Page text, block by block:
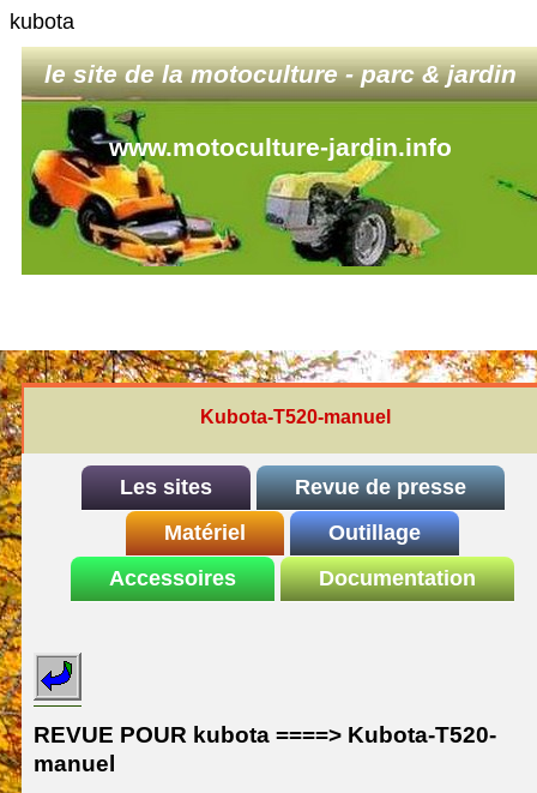
kubota
le site de la motoculture - parc & jardin
www.motoculture-jardin.info
Kubota-T520-manuel
Les sites
INDEX
Le site de la
motoculture
Information sur
Revue de presse
REDEXIM-et-Eliet
ELIET
Motobineuse ou
Matériel
autoportee
SARP
Robomow
Outillage
Affuteuse
Accessoires
Documentation
REVUE POUR kubota ====> Kubota-T520-
manuel